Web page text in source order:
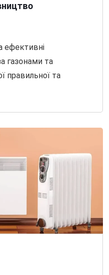
ефективні
газонами та
правильної та